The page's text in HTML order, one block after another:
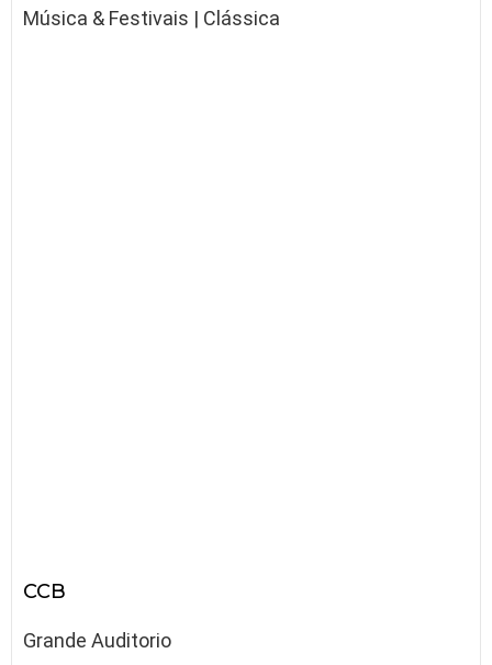
Música & Festivais | Clássica
CCB
Grande Auditorio